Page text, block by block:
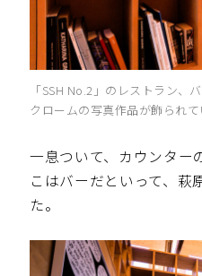
「SSH No.2」のレストラン、
クロームの写真作品が飾られて
一息ついて、カウンター
こはバーだといって、萩
た。